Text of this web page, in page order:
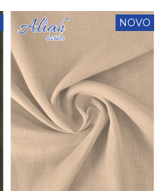
NOVO